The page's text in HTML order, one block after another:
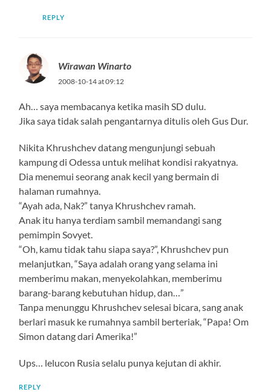
REPLY
Wirawan Winarto
2008-10-14 at 09:12
Ah… saya membacanya ketika masih SD dulu.
Jika saya tidak salah pengantarnya ditulis oleh Gus Dur.
Nikita Khrushchev datang mengunjungi sebuah
kampung di Odessa untuk melihat kondisi rakyatnya.
Dia menemui seorang anak kecil yang bermain di
halaman rumahnya.
“Ayah ada, Nak?” tanya Khrushchev ramah.
Anak itu hanya terdiam sambil memandangi sang
pemimpin Sovyet.
“Oh, kamu tidak tahu siapa saya?”, Khrushchev pun
melanjutkan, “Saya adalah orang yang selama ini
memberimu makan, menyekolahkan, memberimu
barang-barang kebutuhan hidup, dan…”
Tanpa menunggu Khrushchev selesai bicara, sang anak
berlari masuk ke rumahnya sambil berteriak, “Papa! Om
Simon datang dari Amerika!”
Ups… lelucon Rusia selalu punya kejutan di akhir.
REPLY